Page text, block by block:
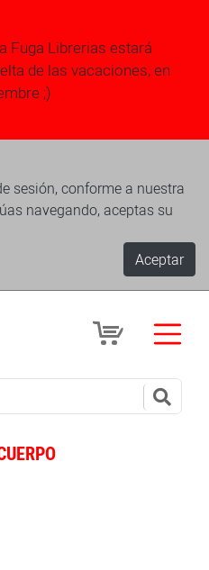
Fuga Librerias estará
de las vacaciones, en
;)
sesión, conforme a nuestra
navegando, aceptas su
Aceptar